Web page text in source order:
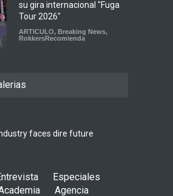
su gira internacional "Fuga
Tour 2026"
ARTICULO, Breaking News,
RokkersRecomienda
nuevo de Psychedelic Porn
RokkersRecomienda,Sin
categoría
en el Auditorio BB de la
Ciudad de México
faces dire future
Especiales
Agencia